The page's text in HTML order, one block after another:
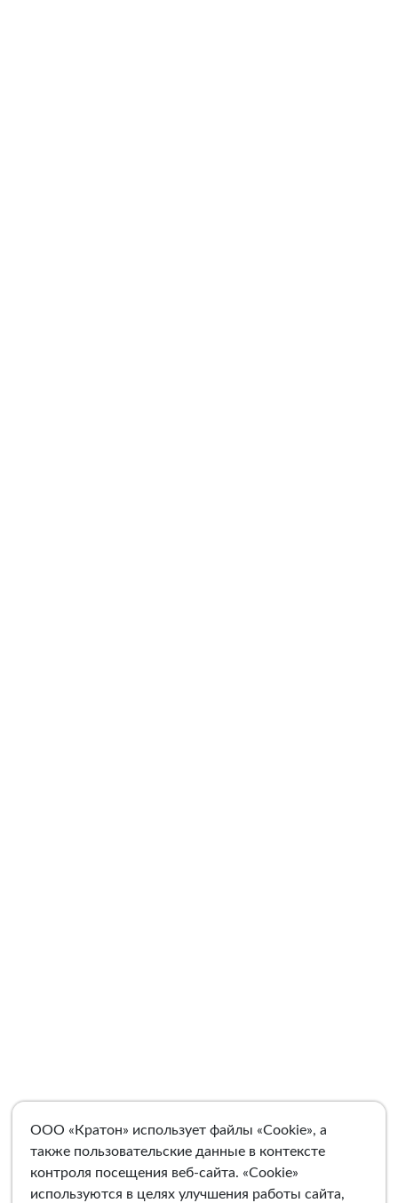
ООО «Кратон» использует файлы «Cookie», а
также пользовательские данные в контексте
контроля посещения веб-сайта. «Cookie»
используются в целях улучшения работы сайта,